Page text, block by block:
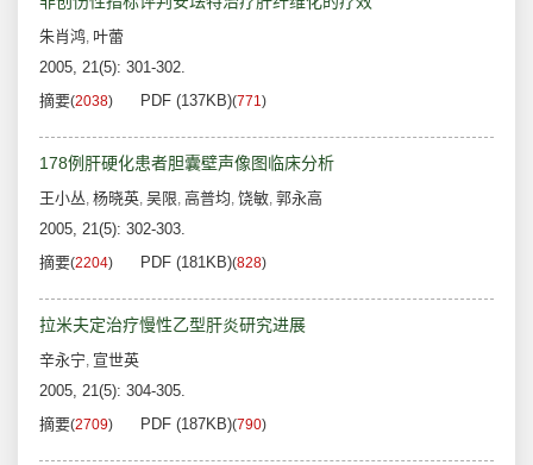
朱肖鸿, 叶蕾
2005, 21(5): 301-302.
摘要(2038) PDF (137KB)(771)
178例肝硬化患者胆囊壁声像图临床分析
王小丛, 杨晓英, 吴限, 高普均, 饶敏, 郭永高
2005, 21(5): 302-303.
摘要(2204) PDF (181KB)(828)
拉米夫定治疗慢性乙型肝炎研究进展
辛永宁, 宣世英
2005, 21(5): 304-305.
摘要(2709) PDF (187KB)(790)